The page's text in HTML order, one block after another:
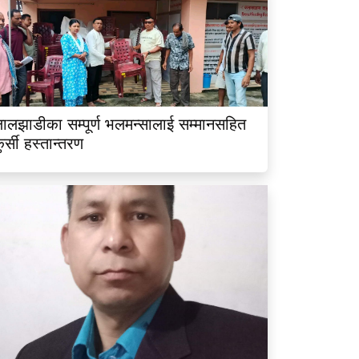
सम्पूर्ण भलमन्सालाई सम्मानसहित
हस्तान्तरण